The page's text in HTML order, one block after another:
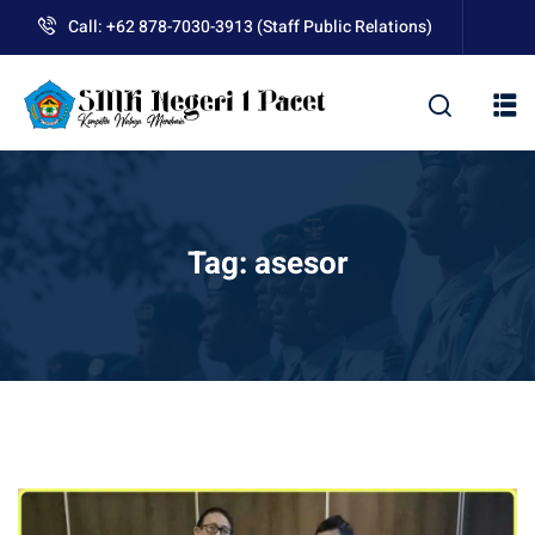
content
Call: +62 878-7030-3913 (Staff Public Relations)
Tag: asesor